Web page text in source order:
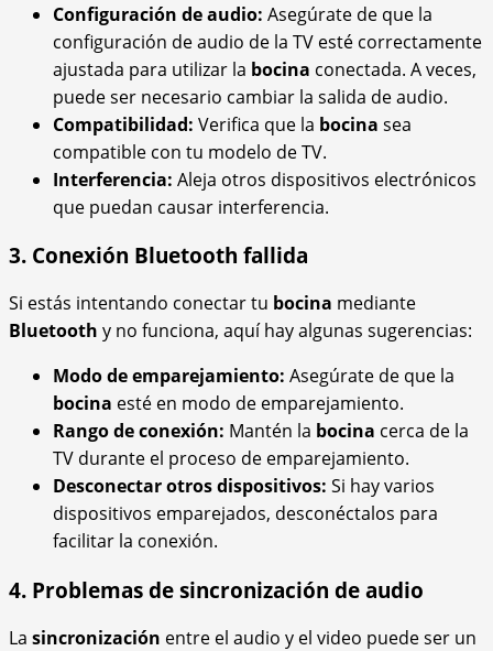
Configuración de audio: Asegúrate de que la
configuración de audio de la TV esté correctamente
ajustada para utilizar la bocina conectada. A veces,
puede ser necesario cambiar la salida de audio.
Compatibilidad: Verifica que la bocina sea
compatible con tu modelo de TV.
Interferencia: Aleja otros dispositivos electrónicos
que puedan causar interferencia.
3. Conexión Bluetooth fallida
Si estás intentando conectar tu bocina mediante
Bluetooth y no funciona, aquí hay algunas sugerencias:
Modo de emparejamiento: Asegúrate de que la
bocina esté en modo de emparejamiento.
Rango de conexión: Mantén la bocina cerca de la
TV durante el proceso de emparejamiento.
Desconectar otros dispositivos: Si hay varios
dispositivos emparejados, desconéctalos para
facilitar la conexión.
4. Problemas de sincronización de audio
La sincronización entre el audio y el video puede ser un